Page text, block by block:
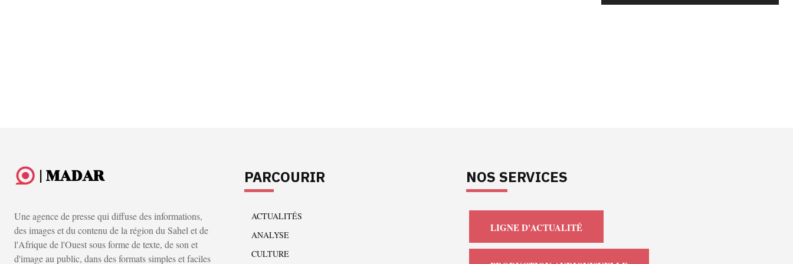
| MADAR
Une agence de presse qui diffuse des informations,
des images et du contenu de la région du Sahel et de
l'Afrique de l'Ouest sous forme de texte, de son et
d'image au public, dans des formats simples et faciles
PARCOURIR
ACTUALITÉS
ANALYSE
CULTURE
NOS SERVICES
LIGNE D'ACTUALITÉ